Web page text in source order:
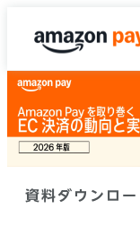
資料ダウンロー